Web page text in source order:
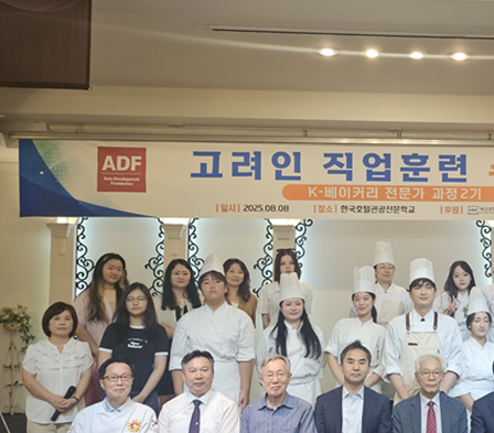
년을 위한 장학금과 교육 간담회 등 정착 지원 사업을 꾸준히 펼쳐왔
의 전문가들과 함께한 이 경험이 한국 사회에서 자리를 잡는 데 실질
적인 밑거름이 되길 바란다”고 격려했다. 조남철 아시아발전재단 상
임이사는 ...